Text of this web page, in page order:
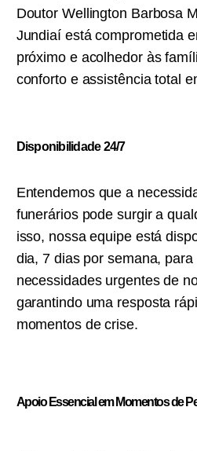
Doutor Wellington Barbosa
Jundiaí está comprometida
próximo e acolhedor às
conforto e assistência total
Disponibilidade 24/7
Entendemos que a
funerários pode surgir a
isso, nossa equipe está
dia, 7 dias por semana,
necessidades urgentes de
garantindo uma resposta
momentos de crise.
Apoio Essencial em Momentos de